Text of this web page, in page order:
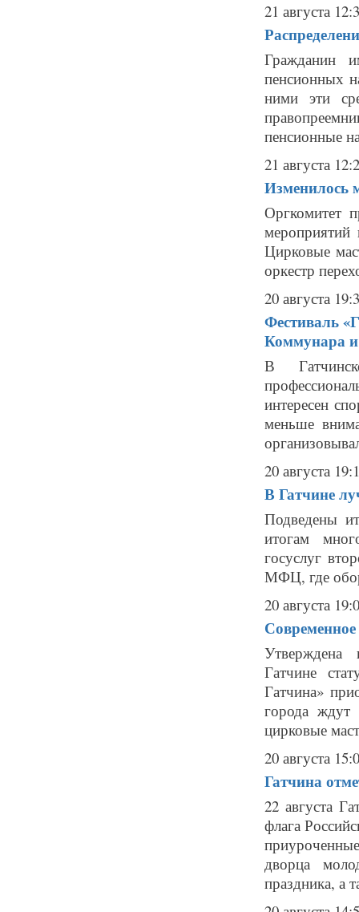
21 августа
Гражданин
пенсионных
ними эти
пенсионные
21 августа
Изменилось
Оргкомитет
Цирковые
оркестр
20 августа
Фестиваль
Коммунара
В
интересен
меньше
20 августа
В Гатчине
Подведены
итогам
госуслуг
МФЦ, где
20 августа
Современное
Утверждена
Гатчине
Гатчина»
города ждут
цирковые
20 августа
Гатчина
22 августа
флага
дворца
праздника, а